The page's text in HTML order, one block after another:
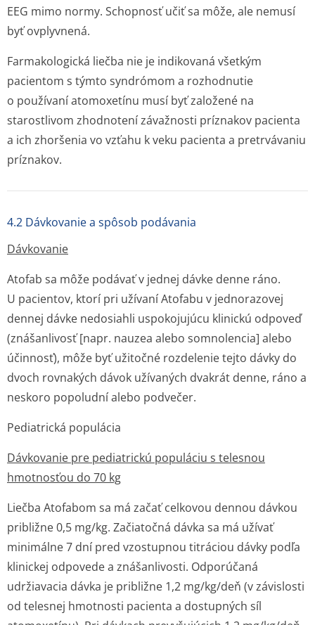
EEG mimo normy. Schopnosť učiť sa môže, ale nemusí
byť ovplyvnená.
Farmakologická liečba nie je indikovaná všetkým
pacientom s týmto syndrómom a rozhodnutie
o používaní atomoxetínu musí byť založené na
starostlivom zhodnotení závažnosti príznakov pacienta
a ich zhoršenia vo vzťahu k veku pacienta a pretrvávaniu
príznakov.
4.2 Dávkovanie a spôsob podávania
Dávkovanie
Atofab sa môže podávať v jednej dávke denne ráno.
U pacientov, ktorí pri užívaní Atofabu v jednorazovej
dennej dávke nedosiahli uspokojujúcu klinickú odpoveď
(znášanlivosť [napr. nauzea alebo somnolencia] alebo
účinnosť), môže byť užitočné rozdelenie tejto dávky do
dvoch rovnakých dávok užívaných dvakrát denne, ráno a
neskoro popoludní alebo podvečer.
Pediatrická populácia
Dávkovanie pre pediatrickú populáciu s telesnou
hmotnosťou do 70 kg
Liečba Atofabom sa má začať celkovou dennou dávkou
približne 0,5 mg/kg. Začiatočná dávka sa má užívať
minimálne 7 dní pred vzostupnou titráciou dávky podľa
klinickej odpovede a znášanlivosti. Odporúčaná
udržiavacia dávka je približne 1,2 mg/kg/deň (v závislosti
od telesnej hmotnosti pacienta a dostupných síl